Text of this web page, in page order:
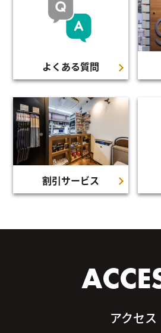
よくある質問
割引サービス
アクセス